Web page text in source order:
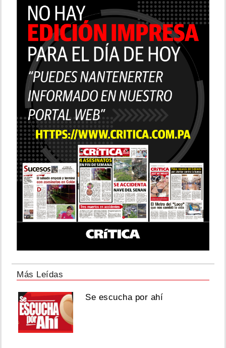
Más Leídas
Se escucha por ahí